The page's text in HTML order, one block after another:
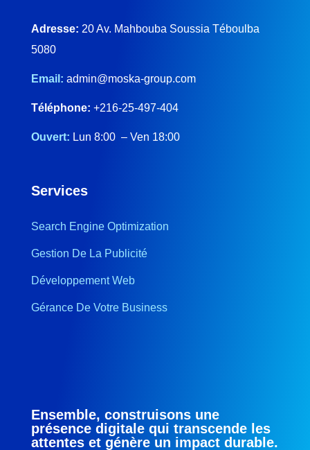
Adresse: 20 Av. Mahbouba Soussia Téboulba
5080
Email: admin@moska-group.com
Téléphone: +216-25-497-404
Ouvert: Lun 8:00 – Ven 18:00
Services
Search Engine Optimization
Gestion De La Publicité
Développement Web
Gérance De Votre Business
Ensemble, construisons une
présence digitale qui transcende les
attentes et génère un impact durable.